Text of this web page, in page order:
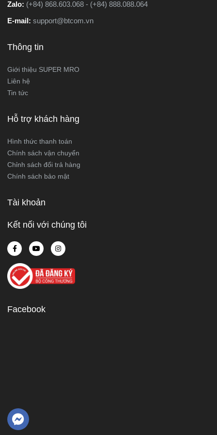
Zalo: (+84) 868.603.068 - (+84) 888.088.064
E-mail: support@btcom.vn
Thông tin
Giới thiệu SUPER MRO
Liên hệ
Tin tức
Hỗ trợ khách hàng
Hình thức thanh toán
Chính sách vận chuyển
Chỉnh sách đổi trả hàng
Chính sách bảo mật
Tài khoản
Kết nối với chúng tôi
Facebook